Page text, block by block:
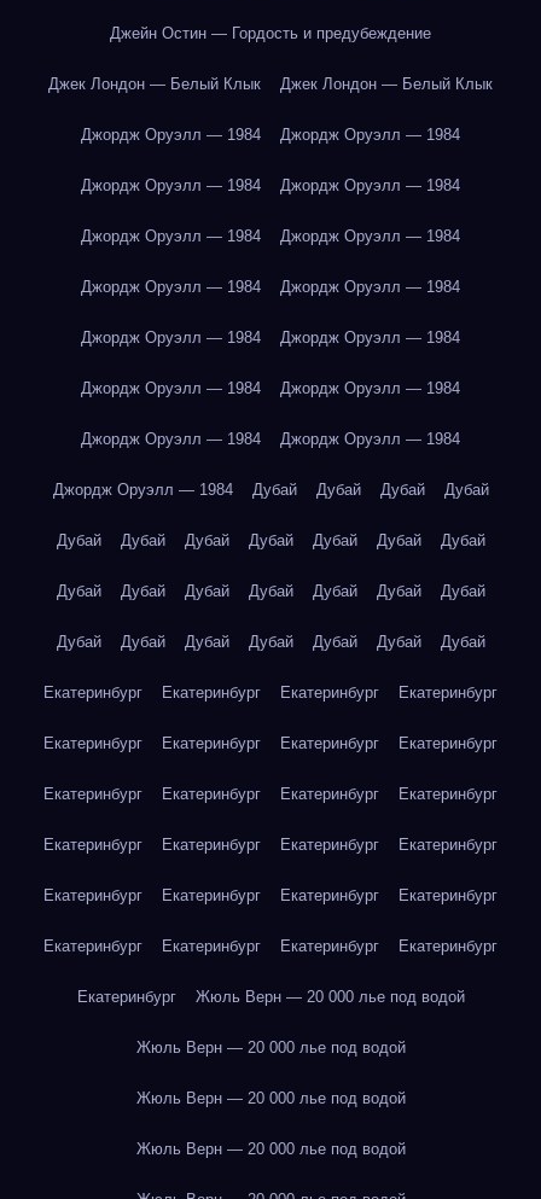
Джейн Остин — Гордость и предубеждение
Джек Лондон — Белый Клык Джек Лондон — Белый Клык
Джордж Оруэлл — 1984 Джордж Оруэлл — 1984
Джордж Оруэлл — 1984 Джордж Оруэлл — 1984
Джордж Оруэлл — 1984 Джордж Оруэлл — 1984
Джордж Оруэлл — 1984 Джордж Оруэлл — 1984
Джордж Оруэлл — 1984 Джордж Оруэлл — 1984
Джордж Оруэлл — 1984 Джордж Оруэлл — 1984
Джордж Оруэлл — 1984 Джордж Оруэлл — 1984
Джордж Оруэлл — 1984 Дубай Дубай Дубай Дубай
Дубай Дубай Дубай Дубай Дубай Дубай Дубай
Дубай Дубай Дубай Дубай Дубай Дубай Дубай
Дубай Дубай Дубай Дубай Дубай Дубай Дубай
Екатеринбург Екатеринбург Екатеринбург Екатеринбург
Екатеринбург Екатеринбург Екатеринбург Екатеринбург
Екатеринбург Екатеринбург Екатеринбург Екатеринбург
Екатеринбург Екатеринбург Екатеринбург Екатеринбург
Екатеринбург Екатеринбург Екатеринбург Екатеринбург
Екатеринбург Екатеринбург Екатеринбург Екатеринбург
Екатеринбург Жюль Верн — 20 000 лье под водой
Жюль Верн — 20 000 лье под водой
Жюль Верн — 20 000 лье под водой
Жюль Верн — 20 000 лье под водой